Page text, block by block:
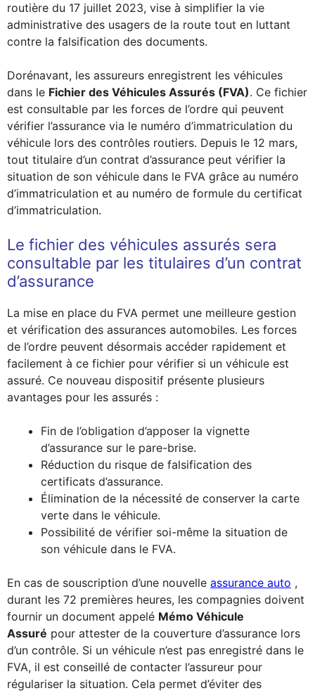
routière du 17 juillet 2023, vise à simplifier la vie
administrative des usagers de la route tout en luttant
contre la falsification des documents.
Dorénavant, les assureurs enregistrent les véhicules
dans le Fichier des Véhicules Assurés (FVA). Ce fichier
est consultable par les forces de l’ordre qui peuvent
vérifier l’assurance via le numéro d’immatriculation du
véhicule lors des contrôles routiers. Depuis le 12 mars,
tout titulaire d’un contrat d’assurance peut vérifier la
situation de son véhicule dans le FVA grâce au numéro
d’immatriculation et au numéro de formule du certificat
d’immatriculation.
Le fichier des véhicules assurés sera
consultable par les titulaires d’un contrat
d’assurance
La mise en place du FVA permet une meilleure gestion
et vérification des assurances automobiles. Les forces
de l’ordre peuvent désormais accéder rapidement et
facilement à ce fichier pour vérifier si un véhicule est
assuré. Ce nouveau dispositif présente plusieurs
avantages pour les assurés :
Fin de l’obligation d’apposer la vignette
d’assurance sur le pare-brise.
Réduction du risque de falsification des
certificats d’assurance.
Élimination de la nécessité de conserver la carte
verte dans le véhicule.
Possibilité de vérifier soi-même la situation de
son véhicule dans le FVA.
En cas de souscription d’une nouvelle assurance auto ,
durant les 72 premières heures, les compagnies doivent
fournir un document appelé Mémo Véhicule
Assuré pour attester de la couverture d’assurance lors
d’un contrôle. Si un véhicule n’est pas enregistré dans le
FVA, il est conseillé de contacter l’assureur pour
régulariser la situation. Cela permet d’éviter des